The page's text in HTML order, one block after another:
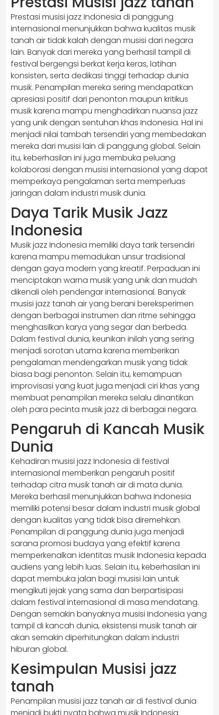
Prestasi musisi jazz Indonesia di panggung
internasional menunjukkan bahwa kualitas musik
tanah air tidak kalah dengan musisi dari negara
lain. Banyak dari mereka yang berhasil tampil di
festival bergengsi berkat kerja keras, latihan
konsisten, serta dedikasi tinggi terhadap dunia
musik. Penampilan mereka sering mendapatkan
apresiasi positif dari penonton maupun kritikus
musik karena mampu menghadirkan nuansa jazz
yang unik dengan sentuhan khas Indonesia. Hal ini
menjadi nilai tambah tersendiri yang membedakan
mereka dari musisi lain di panggung global. Selain
itu, keberhasilan ini juga membuka peluang
kolaborasi dengan musisi internasional yang dapat
memperkaya pengalaman serta memperluas
jaringan dalam industri musik dunia.
Daya Tarik Musik Jazz
Indonesia
Musik jazz Indonesia memiliki daya tarik tersendiri
karena mampu memadukan unsur tradisional
dengan gaya modern yang kreatif. Perpaduan ini
menciptakan warna musik yang unik dan mudah
dikenali oleh pendengar internasional. Banyak
musisi jazz tanah air yang berani bereksperimen
dengan berbagai instrumen dan ritme sehingga
menghasilkan karya yang segar dan berbeda.
Dalam festival dunia, keunikan inilah yang sering
menjadi sorotan utama karena memberikan
pengalaman mendengarkan musik yang tidak
biasa bagi penonton. Selain itu, kemampuan
improvisasi yang kuat juga menjadi ciri khas yang
membuat penampilan mereka selalu dinantikan
oleh para pecinta musik jazz di berbagai negara.
Pengaruh di Kancah Musik
Dunia
Kehadiran musisi jazz Indonesia di festival
internasional memberikan pengaruh positif
terhadap citra musik tanah air di mata dunia.
Mereka berhasil menunjukkan bahwa Indonesia
memiliki potensi besar dalam industri musik global
dengan kualitas yang tidak bisa diremehkan.
Penampilan di panggung dunia juga menjadi
sarana promosi budaya yang efektif karena
memperkenalkan identitas musik Indonesia kepada
audiens yang lebih luas. Selain itu, keberhasilan ini
dapat membuka jalan bagi musisi lain untuk
mengikuti jejak yang sama dan berpartisipasi
dalam festival internasional di masa mendatang.
Dengan semakin banyaknya musisi Indonesia yang
tampil di kancah dunia, eksistensi musik tanah air
akan semakin diperhitungkan dalam industri
hiburan global.
Kesimpulan Musisi jazz
tanah
Penampilan musisi jazz tanah air di festival dunia
menjadi bukti nyata bahwa musik Indonesia